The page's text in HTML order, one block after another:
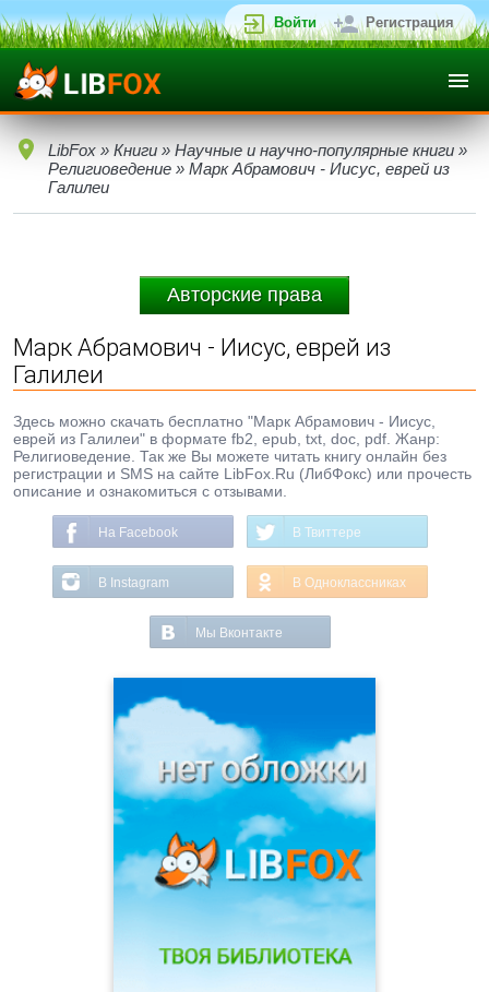
Войти Регистрация
LibFox » Книги » Научные и научно-популярные книги »
Религиоведение » Марк Абрамович - Иисус, еврей из
Галилеи
Авторские права
Марк Абрамович - Иисус, еврей из
Галилеи
Здесь можно скачать бесплатно "Марк Абрамович - Иисус,
еврей из Галилеи" в формате fb2, epub, txt, doc, pdf. Жанр:
Религиоведение. Так же Вы можете читать книгу онлайн без
регистрации и SMS на сайте LibFox.Ru (ЛибФокс) или прочесть
описание и ознакомиться с отзывами.
На Facebook В Твиттере
В Instagram В Одноклассниках
Мы Вконтакте